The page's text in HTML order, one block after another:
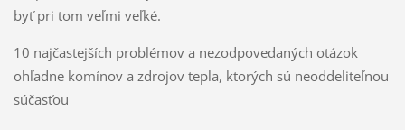
byť pri tom veľmi veľké.
10 najčastejších problémov a nezodpovedaných otázok
ohľadne komínov a zdrojov tepla, ktorých sú neoddeliteľnou
súčasťou